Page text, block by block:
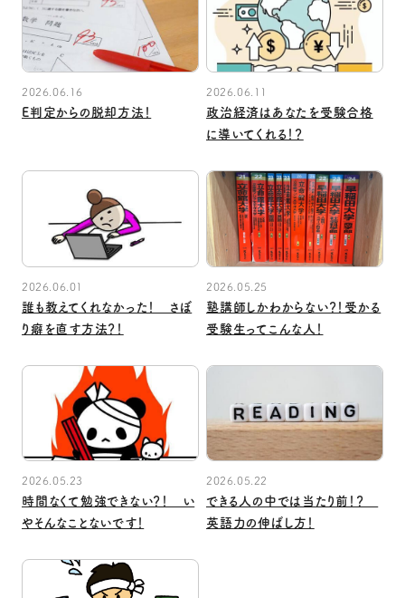
2026.06.16
E判定からの脱却方法！
2026.06.11
政治経済はあなたを受験合格
に導いてくれる！？
2026.06.01
誰も教えてくれなかった！ さぼ
り癖を直す方法？！
2026.05.25
塾講師しかわからない？！受かる
受験生ってこんな人！
2026.05.23
時間なくて勉強できない？！ い
やそんなことないです！
2026.05.22
できる人の中では当たり前！？
英語力の伸ばし方！